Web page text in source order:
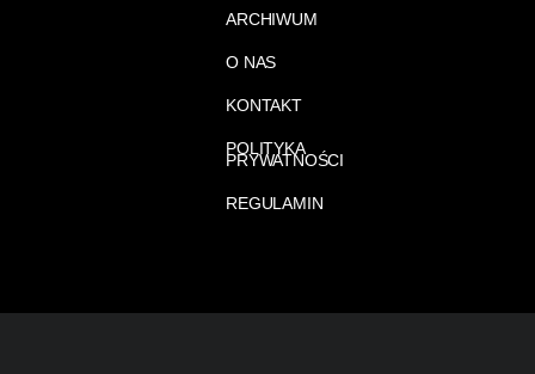
ARCHIWUM
O NAS
KONTAKT
POLITYKA
PRYWATNOŚCI
REGULAMIN